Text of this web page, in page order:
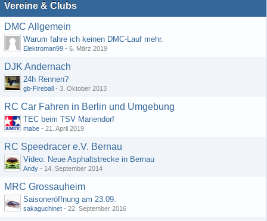
Vereine & Clubs
DMC Allgemein
Warum fahre ich keinen DMC-Lauf mehr.
Elektroman99 - 6. März 2019
DJK Andernach
24h Rennen?
gb-Fireball - 3. Oktober 2013
RC Car Fahren in Berlin und Umgebung
TEC beim TSV Mariendorf
mabe - 21. April 2019
RC Speedracer e.V. Bernau
Video: Neue Asphaltstrecke in Bernau
Andy - 14. September 2014
MRC Grossauheim
Saisoneröffnung am 23.09.
sakaguchinet - 22. September 2016